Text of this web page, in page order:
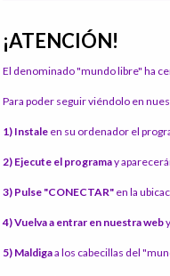
¡ATENCIÓN!
El denominado "mundo libre" ha
Para poder seguir viéndolo en
1) Instale en su ordenador el
2) Ejecute el programay
3) Pulse "CONECTAR" en la
4) Vuelva a entrar en nuestra web
5) Maldigaa los cabecillas del